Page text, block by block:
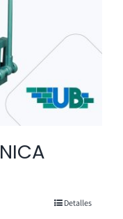
Detalles